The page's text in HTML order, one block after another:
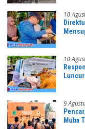
10
10
9
Muba